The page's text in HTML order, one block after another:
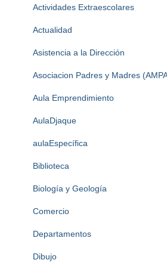
Actividades Extraescolares
Actualidad
Asistencia a la Dirección
Asociacion Padres y Madres
Aula Emprendimiento
AulaDjaque
aulaEspecífica
Biblioteca
Biología y Geología
Comercio
Departamentos
Dibujo